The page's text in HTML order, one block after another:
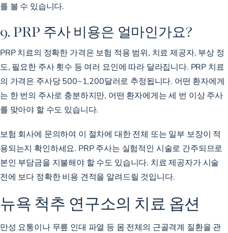
를 볼 수 있습니다.
9. PRP 주사 비용은 얼마인가요?
PRP 치료의 정확한 가격은 보험 적용 범위, 치료 제공자, 부상 정
도, 필요한 주사 횟수 등 여러 요인에 따라 달라집니다. PRP 치료
의 가격은 주사당 500~1,200달러로 추정됩니다. 어떤 환자에게
는 한 번의 주사로 충분하지만, 어떤 환자에게는 세 번 이상 주사
를 맞아야 할 수도 있습니다.
보험 회사에 문의하여 이 절차에 대한 전체 또는 일부 보장이 적
용되는지 확인하세요. PRP 주사는 실험적인 시술로 간주되므로
본인 부담금을 지불해야 할 수도 있습니다. 치료 제공자가 시술
전에 보다 정확한 비용 견적을 알려드릴 것입니다.
뉴욕 척추 연구소의 치료 옵션
만성 요통이나 무릎 인대 파열 등 몸 전체의 근골격계 질환을 관